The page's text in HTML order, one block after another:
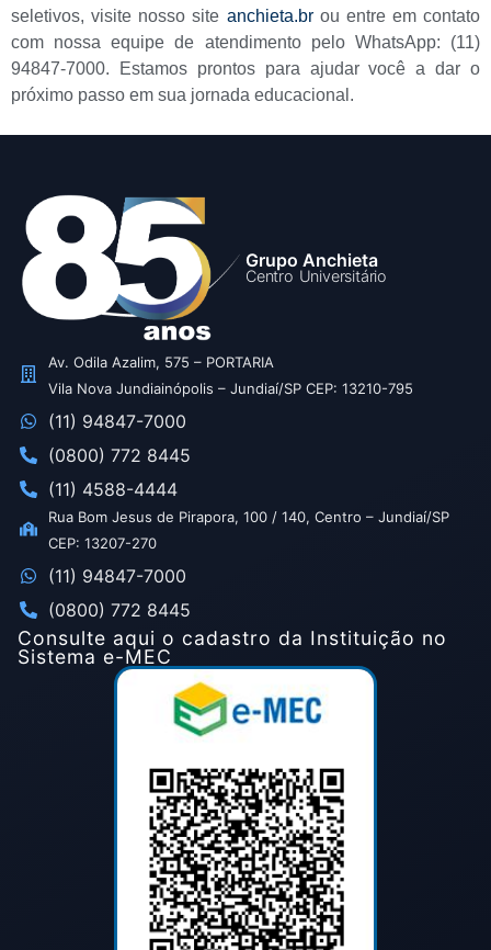
seletivos, visite nosso site anchieta.brou entre em contato
com nossa equipe de atendimento pelo WhatsApp: (11)
94847-7000. Estamos prontos para ajudar você a dar o
próximo passo em sua jornada educacional.
Grupo Anchieta
Centro Universitário
Av. Odila Azalim, 575 – PORTARIA
Vila Nova Jundiainópolis – Jundiaí/SP CEP: 13210-795
(11) 94847-7000
(0800) 772 8445
(11) 4588-4444
Rua Bom Jesus de Pirapora, 100 / 140, Centro – Jundiaí/SP
CEP: 13207-270
(11) 94847-7000
(0800) 772 8445
Consulte aqui o cadastro da Instituição no
Sistema e-MEC